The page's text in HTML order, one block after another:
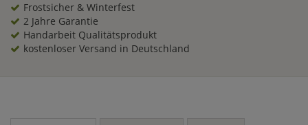
Frostsicher & Winterfest
2 Jahre Garantie
Handarbeit Qualitätsprodukt
kostenloser Versand in Deutschland